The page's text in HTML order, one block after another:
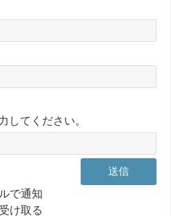
してください。
で通知
け取る